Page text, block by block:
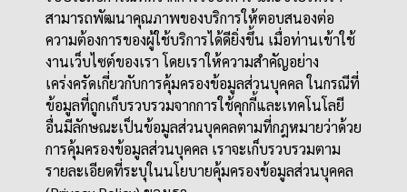
สามารถพัฒนาคุณภาพของบริการให้ตอบสนองต่อ
ความต้องการของผู้ใช้บริการได้ดียิ่งขึ้น เมื่อท่านเข้าใช้
งานเว็บไซต์ของเรา โดยเราให้ความสำคัญอย่าง
เคร่งครัดเกี่ยวกับการคุ้มครองข้อมูลส่วนบุคคล ในกรณีที่
ข้อมูลที่ถูกเก็บรวบรวมจากการใช้คุกกี้และเทคโนโลยี
อื่นมีลักษณะเป็นข้อมูลส่วนบุคคลตามที่กฎหมายว่าด้วย
การคุ้มครองข้อมูลส่วนบุคคล เราจะเก็บรวบรวมตาม
รายละเอียดที่ระบุในนโยบายคุ้มครองข้อมูลส่วนบุคคล